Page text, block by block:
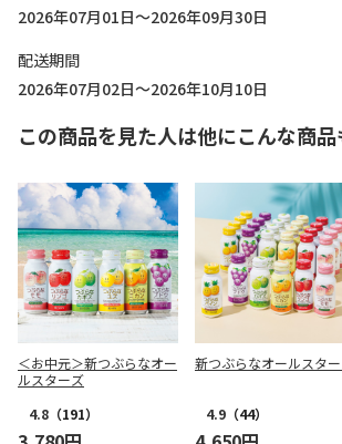
2026年07月01日～2026年09月30日
配送期間
2026年07月02日～2026年10月10日
この商品を見た人は他にこんな商
＜お中元＞新つぶらなオー
ルスターズ
4.8 （191）
新つぶらなオールスタ
4.9 （44）